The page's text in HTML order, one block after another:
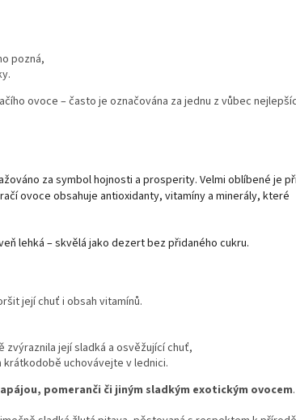
pozná,
ovoce – často je označována za jednu z vůbec
za symbol hojnosti a prosperity. Velmi oblíbené je při
ovoce obsahuje antioxidanty, vitamíny a minerály, které
lehká – skvělá jako dezert bez přidaného cukru.
její chuť i obsah vitamínů.
zvýraznila její sladká a osvěžující chuť,
uchovávejte v lednici.
pomeranči či jiným sladkým exotickým ovocem.